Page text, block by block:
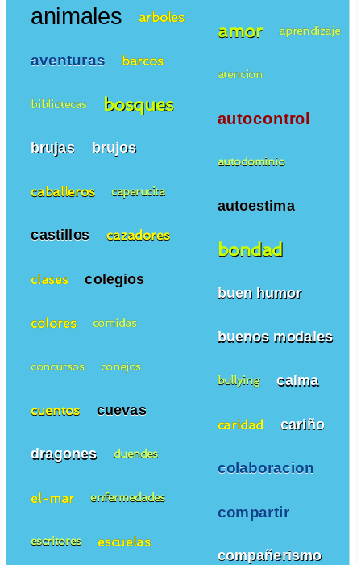
amor aprendizaje
atencion
autocontrol
autodominio
autoestima
bondad
buen humor
buenos modales
bullying calma
caridad cariño
colaboracion
compartir
compañerismo
animales arboles
aventuras barcos
bibliotecas bosques
brujas brujos
caballeros caperucita
castillos cazadores
clases colegios
colores comidas
concursos conejos
cuentos cuevas
dragones duendes
el-mar enfermedades
escritores escuelas